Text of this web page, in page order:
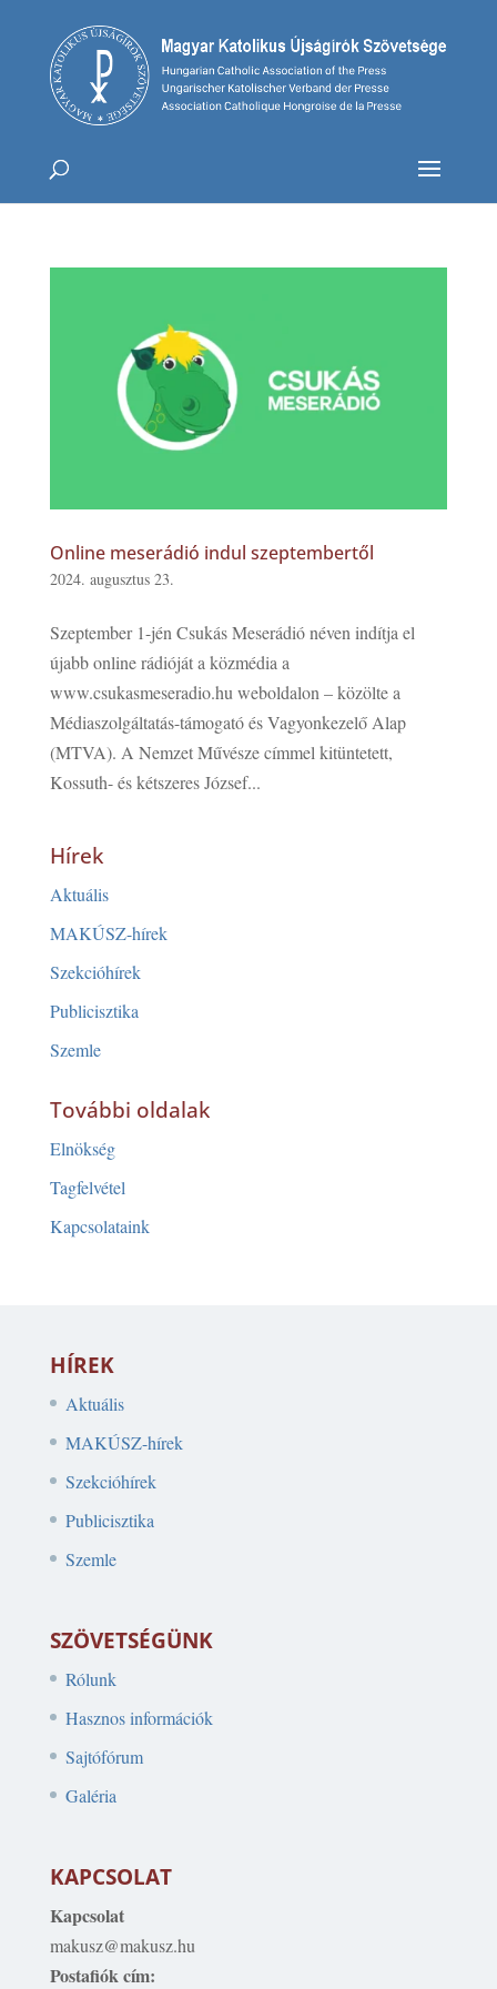
Online meserádió indul szeptembertől
2024. augusztus 23.
Szeptember 1-jén Csukás Meserádió néven indítja el
újabb online rádióját a közmédia a
www.csukasmeseradio.hu weboldalon – közölte a
Médiaszolgáltatás-támogató és Vagyonkezelő Alap
(MTVA). A Nemzet Művésze címmel kitüntetett,
Kossuth- és kétszeres József...
Hírek
Aktuális
MAKÚSZ-hírek
Szekcióhírek
Publicisztika
Szemle
További oldalak
Elnökség
Tagfelvétel
Kapcsolataink
HÍREK
Aktuális
MAKÚSZ-hírek
Szekcióhírek
Publicisztika
Szemle
SZÖVETSÉGÜNK
Rólunk
Hasznos információk
Sajtófórum
Galéria
KAPCSOLAT
Kapcsolat
makusz@makusz.hu
Postafiók cím: